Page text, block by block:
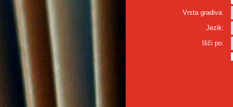
Vrsta gradiva:
Jezik:
Išči po: